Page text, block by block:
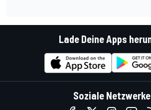
Lade Deine Apps
Soziale Netzwerke